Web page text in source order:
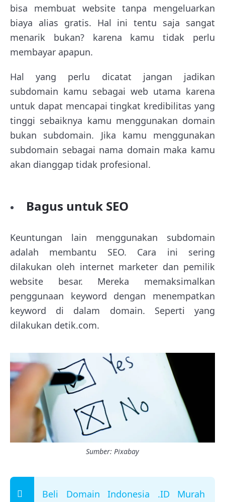
bisa membuat website tanpa mengeluarkan
biaya alias gratis. Hal ini tentu saja sangat
menarik bukan? karena kamu tidak perlu
membayar apapun.
Hal yang perlu dicatat jangan jadikan
subdomain kamu sebagai web utama karena
untuk dapat mencapai tingkat kredibilitas yang
tinggi sebaiknya kamu menggunakan domain
bukan subdomain. Jika kamu menggunakan
subdomain sebagai nama domain maka kamu
akan dianggap tidak profesional.
Bagus untuk SEO
Keuntungan lain menggunakan subdomain
adalah membantu SEO. Cara ini sering
dilakukan oleh internet marketer dan pemilik
website besar. Mereka memaksimalkan
penggunaan keyword dengan menempatkan
keyword di dalam domain. Seperti yang
dilakukan detik.com.
Sumber: Pixabay
Beli Domain Indonesia .ID Murah